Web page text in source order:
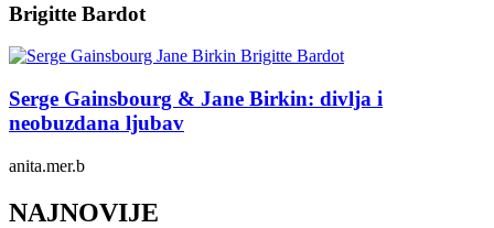
Brigitte Bardot
Serge Gainsbourg & Jane Birkin: divlja i
neobuzdana ljubav
anita.mer.b
NAJNOVIJE